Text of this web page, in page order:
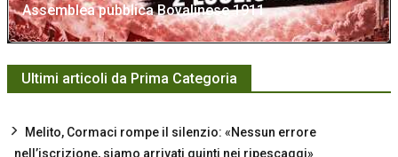
Assemblea pubblica Bovalinese 1911
Ultimi articoli da Prima Categoria
Melito, Cormaci rompe il silenzio: «Nessun errore
nell’iscrizione, siamo arrivati quinti nei ripescaggi»